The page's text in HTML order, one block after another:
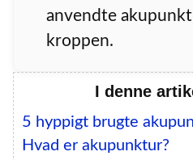
anvendte
kroppen.
I denne
5 hyppigt brugte
Hvad er akupunktur?